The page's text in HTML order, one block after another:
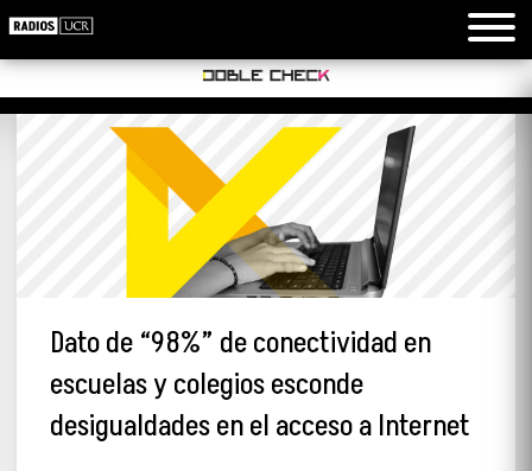
Dato de “98%” de conectividad en
escuelas y colegios esconde
desigualdades en el acceso a Internet